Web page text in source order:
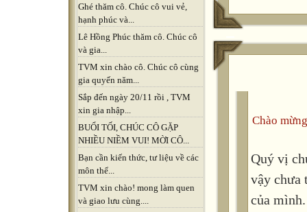
Ghé thăm cô. Chúc cô vui vẻ,
hạnh phúc và...
Lê Hồng Phúc thăm cô. Chúc cô
và gia...
TVM xin chào cô. Chúc cô cùng
gia quyến năm...
Sắp đến ngày 20/11 rồi , TVM
xin gia nhập...
BUỔI TỐI, CHÚC CÔ GẶP
NHIỀU NIỀM VUI! MỜI CÔ...
Bạn cần kiến thức, tư liệu về các
môn thể...
TVM xin chào! mong làm quen
và giao lưu cùng....
Chào
Quý vị
vậy chưa
của mình.